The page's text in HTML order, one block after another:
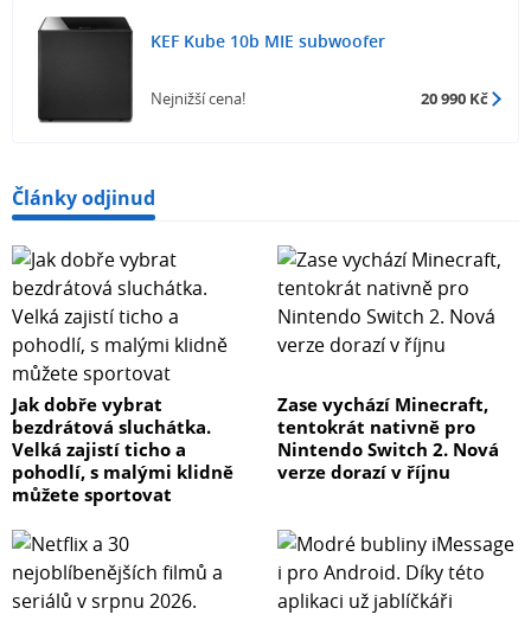
KEF Kube 10b MIE subwoofer
Nejnižší cena! 20 990 Kč
Články odjinud
Jak dobře vybrat
bezdrátová sluchátka.
Velká zajistí ticho a
pohodlí, s malými klidně
můžete sportovat
Zase vychází Minecraft,
tentokrát nativně pro
Nintendo Switch 2. Nová
verze dorazí v říjnu